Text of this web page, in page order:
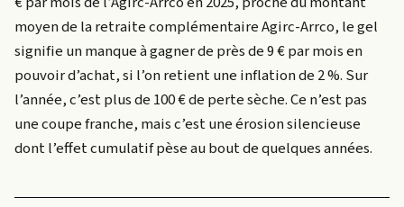
moyen de la retraite complémentaire Agirc-Arrco, le gel
signifie un manque à gagner de près de 9 € par mois en
pouvoir d’achat, si l’on retient une inflation de 2 %. Sur
l’année, c’est plus de 100 € de perte sèche. Ce n’est pas
une coupe franche, mais c’est une érosion silencieuse
dont l’effet cumulatif pèse au bout de quelques années.